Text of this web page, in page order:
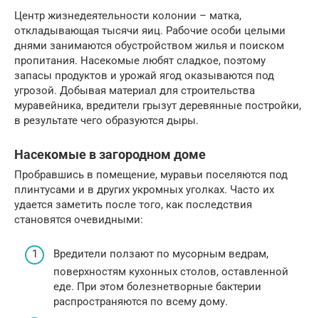
Центр жизнедеятельности колонии – матка,
откладывающая тысячи яиц. Рабочие особи целыми
днями занимаются обустройством жилья и поиском
пропитания. Насекомые любят сладкое, поэтому
запасы продуктов и урожай ягод оказываются под
угрозой. Добывая материал для строительства
муравейника, вредители грызут деревянные постройки,
в результате чего образуются дыры.
Насекомые в загородном доме
Пробравшись в помещение, муравьи поселяются под
плинтусами и в других укромных уголках. Часто их
удается заметить после того, как последствия
становятся очевидными:
Вредители ползают по мусорным ведрам,
поверхностям кухонных столов, оставленной
еде. При этом болезнетворные бактерии
распространяются по всему дому.